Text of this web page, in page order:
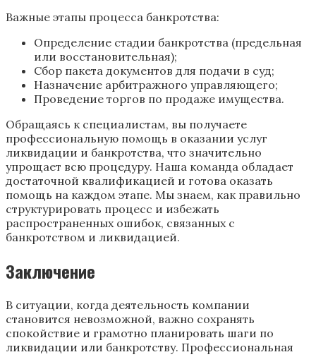
Важные этапы процесса банкротства:
Определение стадии банкротства (предельная
или восстановительная);
Сбор пакета документов для подачи в суд;
Назначение арбитражного управляющего;
Проведение торгов по продаже имущества.
Обращаясь к специалистам, вы получаете
профессиональную помощь в оказании услуг
ликвидации и банкротства, что значительно
упрощает всю процедуру. Наша команда обладает
достаточной квалификацией и готова оказать
помощь на каждом этапе. Мы знаем, как правильно
структурировать процесс и избежать
распространенных ошибок, связанных с
банкротством и ликвидацией.
Заключение
В ситуации, когда деятельность компании
становится невозможной, важно сохранять
спокойствие и грамотно планировать шаги по
ликвидации или банкротству. Профессиональная